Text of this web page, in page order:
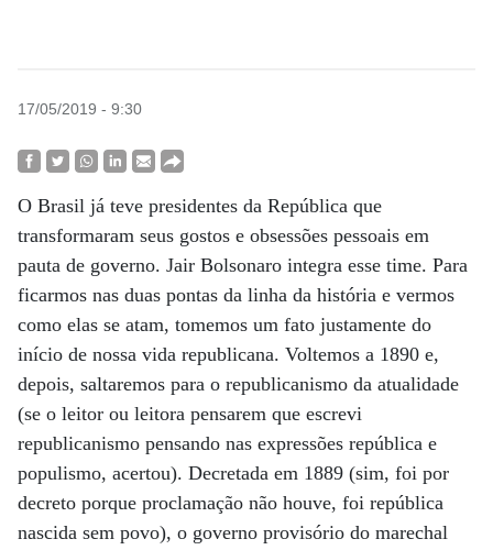
17/05/2019 - 9:30
O Brasil já teve presidentes da República que
transformaram seus gostos e obsessões pessoais em
pauta de governo. Jair Bolsonaro integra esse time. Para
ficarmos nas duas pontas da linha da história e vermos
como elas se atam, tomemos um fato justamente do
início de nossa vida republicana. Voltemos a 1890 e,
depois, saltaremos para o republicanismo da atualidade
(se o leitor ou leitora pensarem que escrevi
republicanismo pensando nas expressões república e
populismo, acertou). Decretada em 1889 (sim, foi por
decreto porque proclamação não houve, foi república
nascida sem povo), o governo provisório do marechal